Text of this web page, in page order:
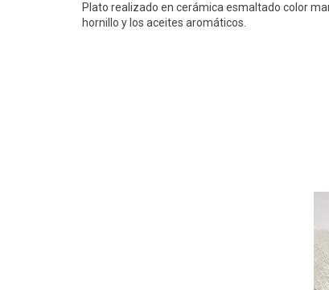
Plato realizado en cerámica esmaltado color
hornillo y los aceites aromáticos.